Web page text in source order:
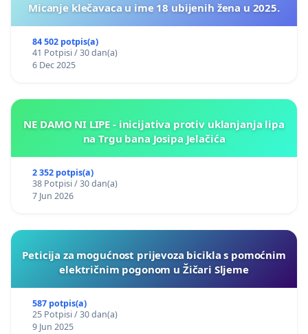
Micanje klečavaca u ime 18 ubijenih žena u 2025.
84 502 potpis(a)
41 Potpisi / 30 dan(a)
6 Dec 2025
NE DAMO NI LIPE - inicijativa protiv uklanjanja lipa
na Trgu bana Josipa Jelačića
2 352 potpis(a)
38 Potpisi / 30 dan(a)
7 Jun 2026
Peticija za mogućnost prijevoza bicikla s pomoćnim
električnim pogonom u Žičari Sljeme
587 potpis(a)
25 Potpisi / 30 dan(a)
9 Jun 2025